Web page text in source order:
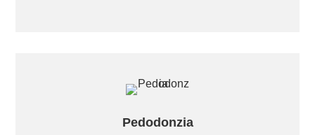
Pedodonzia